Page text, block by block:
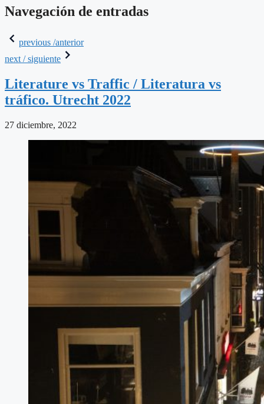
Navegación de entradas
previous /anterior
next / siguiente
Literature vs Traffic / Literatura vs
tráfico. Utrecht 2022
27 diciembre, 2022